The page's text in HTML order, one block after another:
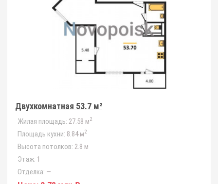
Двухкомнатная 53.7 м²
Жилая площадь: 27.58 м2
Площадь кухни: 8.84 м2
Высота потолков: 2.8 м
Этаж: 1
Отделка: —